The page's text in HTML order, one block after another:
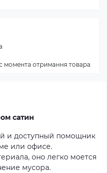
сатин
и доступный помощник
или офисе.
оно легко моется
мусора.
момента отримання товара